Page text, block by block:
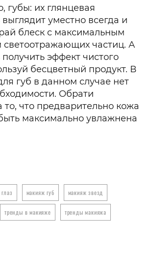
губы: их глянцевая
выглядит уместно всегда и
блеск с максимальным
светоотражающих частиц. А
эффект чистого
бесцветный продукт. В
губ в данном случае нет
Обрати
что предварительно кожа
максимально увлажнена
макияж губ макияж звезд
тренды в макияже тренды макияжа